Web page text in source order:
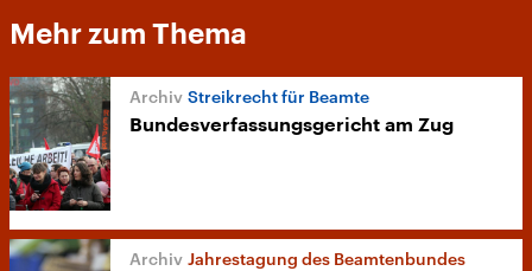
Mehr zum Thema
Streikrecht für Beamte
Bundesverfassungsgericht am Zug
Jahrestagung des Beamtenbundes